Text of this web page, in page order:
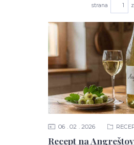
strana
Recept na
06 02 2026